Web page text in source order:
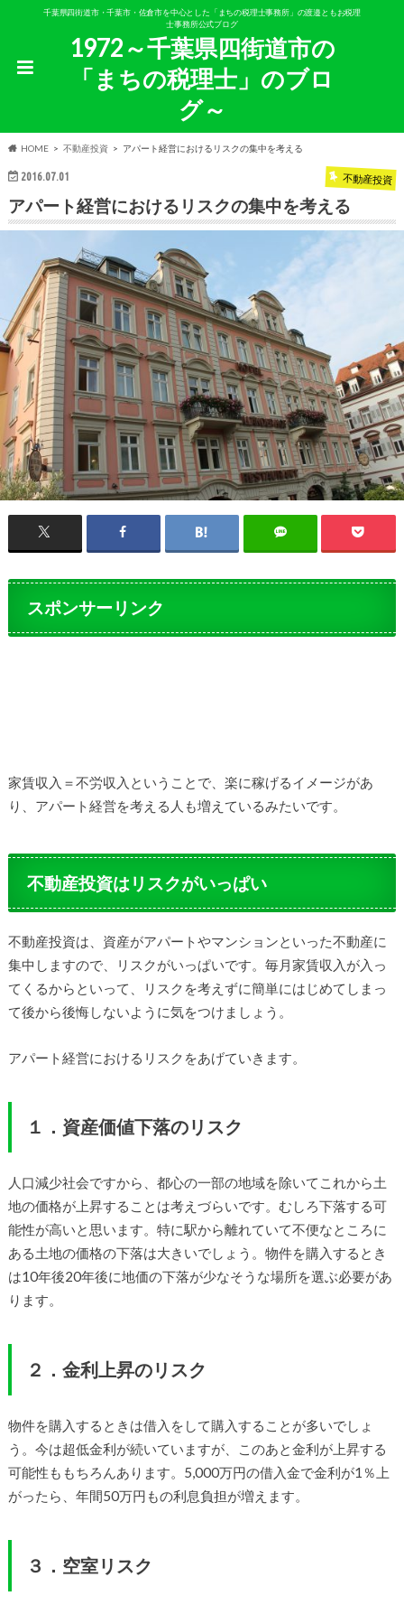
千葉県四街道市・千葉市・佐倉市を中心とした「まちの税理士事務所」の渡邉ともお税理
士事務所公式ブログ
1972～千葉県四街道市の
「まちの税理士」のブロ
グ～
HOME 不動産投資 アパート経営におけるリスクの集中を考える
2016.07.01 不動産投資
アパート経営におけるリスクの集中を考える
スポンサーリンク
家賃収入＝不労収入ということで、楽に稼げるイメージがあ
り、アパート経営を考える人も増えているみたいです。
不動産投資はリスクがいっぱい
不動産投資は、資産がアパートやマンションといった不動産に
集中しますので、リスクがいっぱいです。毎月家賃収入が入っ
てくるからといって、リスクを考えずに簡単にはじめてしまっ
て後から後悔しないように気をつけましょう。
アパート経営におけるリスクをあげていきます。
１．資産価値下落のリスク
人口減少社会ですから、都心の一部の地域を除いてこれから土
地の価格が上昇することは考えづらいです。むしろ下落する可
能性が高いと思います。特に駅から離れていて不便なところに
ある土地の価格の下落は大きいでしょう。物件を購入するとき
は10年後20年後に地価の下落が少なそうな場所を選ぶ必要があ
ります。
２．金利上昇のリスク
物件を購入するときは借入をして購入することが多いでしょ
う。今は超低金利が続いていますが、このあと金利が上昇する
可能性ももちろんあります。5,000万円の借入金で金利が1％上
がったら、年間50万円もの利息負担が増えます。
３．空室リスク